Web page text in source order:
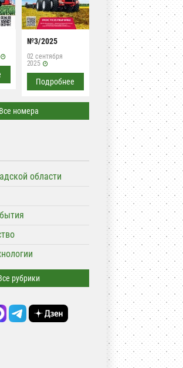
№3/2025
02 сентября
2025
Подробнее
Все номера
области
рубрики